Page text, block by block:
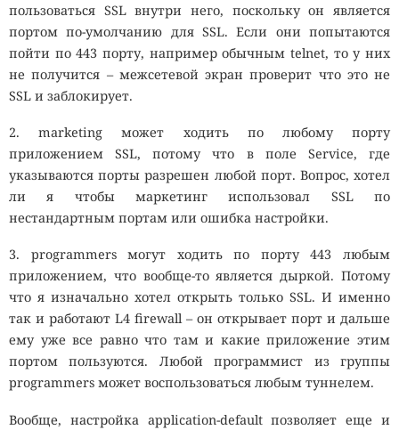
пользоваться SSL внутри него, поскольку он является
портом по-умолчанию для SSL. Если они попытаются
пойти по 443 порту, например обычным telnet, то у них
не получится – межсетевой экран проверит что это не
SSL и заблокирует.
2. marketing может ходить по любому порту
приложением SSL, потому что в поле Service, где
указываются порты разрешен любой порт. Вопрос, хотел
ли я чтобы маркетинг использовал SSL по
нестандартным портам или ошибка настройки.
3. programmers могут ходить по порту 443 любым
приложением, что вообще-то является дыркой. Потому
что я изначально хотел открыть только SSL. И именно
так и работают L4 firewall – он открывает порт и дальше
ему уже все равно что там и какие приложение этим
портом пользуются. Любой программист из группы
programmers может воспользоваться любым туннелем.
Вообще, настройка application-default позволяет еще и